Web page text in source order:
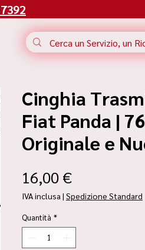
Cinghia
Fiat Panda |
Originale e
16,00 €Prezzo
IVA inclusa | Spedizione Standard
Quantità *